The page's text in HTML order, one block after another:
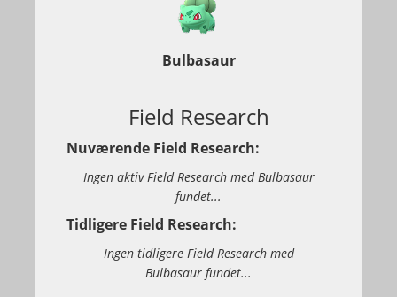
Bulbasaur
Field Research
Nuværende Field Research:
Ingen aktiv Field Research med Bulbasaur
fundet...
Tidligere Field Research:
Ingen tidligere Field Research med
Bulbasaur fundet...